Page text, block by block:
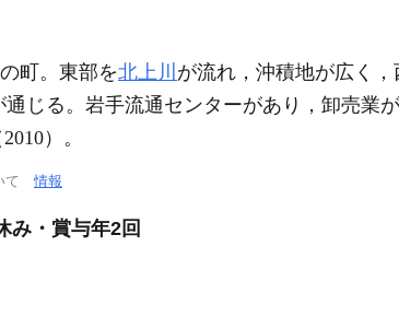
町。東部を北上川 が流れ，沖積地が広く
じる。岩手流通センターがあり，卸売業が
）。
いて情報
み・賞与年2回